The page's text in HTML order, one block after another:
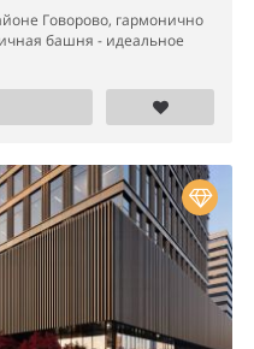
Говорово, гармонично
башня - идеальное